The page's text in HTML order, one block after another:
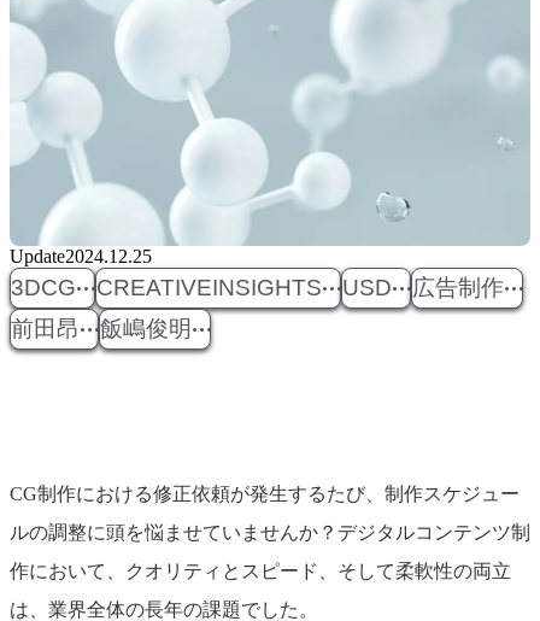
Update2024.12.25
3DCG CREATIVEINSIGHTS USD
広告制作
前田昂
飯嶋俊明
CG制作における修正依頼が発生するたび、制作スケジュー
ルの調整に頭を悩ませていませんか？デジタルコンテンツ制
作において、クオリティとスピード、そして柔軟性の両立
は、業界全体の長年の課題でした。